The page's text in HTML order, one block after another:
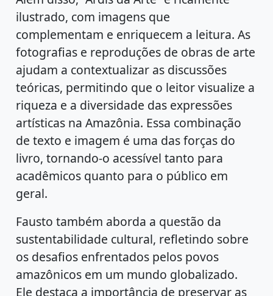
ilustrado, com imagens que
complementam e enriquecem a leitura. As
fotografias e reproduções de obras de arte
ajudam a contextualizar as discussões
teóricas, permitindo que o leitor visualize a
riqueza e a diversidade das expressões
artísticas na Amazônia. Essa combinação
de texto e imagem é uma das forças do
livro, tornando-o acessível tanto para
acadêmicos quanto para o público em
geral.
Fausto também aborda a questão da
sustentabilidade cultural, refletindo sobre
os desafios enfrentados pelos povos
amazônicos em um mundo globalizado.
Ele destaca a importância de preservar as